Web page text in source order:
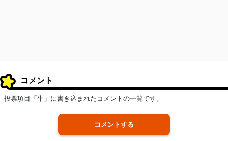
コメント
投票項目「牛」に書き込まれたコメントの一覧です。
コメントする